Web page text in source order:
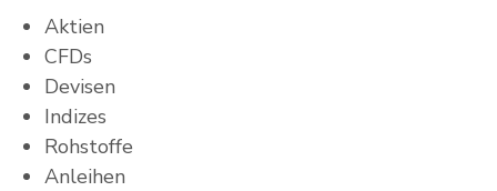
Aktien
CFDs
Devisen
Indizes
Rohstoffe
Anleihen